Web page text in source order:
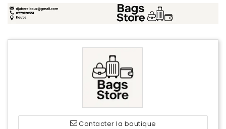
Contacter la boutique